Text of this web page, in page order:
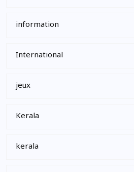
information
International
jeux
Kerala
kerala